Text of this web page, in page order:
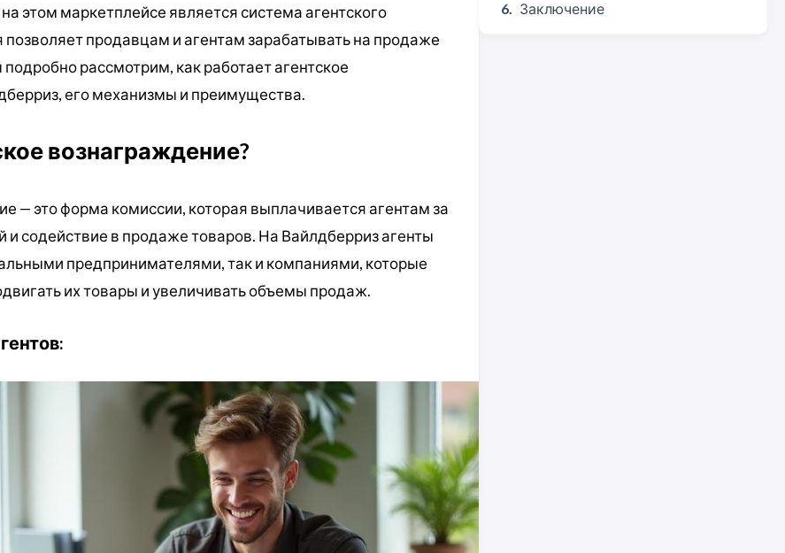
Заключение
этом маркетплейсе является система агентского
позволяет продавцам и агентам зарабатывать на продаже
рассмотрим, как работает агентское
его механизмы и преимущества.
вознаграждение?
— это форма комиссии, которая выплачивается агентам за
и содействие в продаже товаров. На Вайлдберриз агенты
предпринимателями, так и компаниями, которые
их товары и увеличивать объемы продаж.